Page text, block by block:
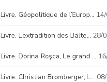
Livre. Géopolitique de l’Europ…
Livre. L’extradition des Balte… 28/
Livre. Dorina Roşca, Le grand …
Livre. Christian Bromberger, L…